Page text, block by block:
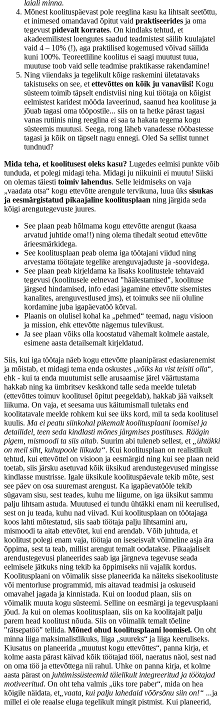
laiali minna.
Mõnest koolituspäevast pole reeglina kasu ka lihtsalt seetõttu,
et inimesed omandavad õpitut vaid praktiseerides ja oma
tegevust pidevalt korrates. On kindlaks tehtud, et
akadeemilistest loengutes saadud teadmistest säilib kuulajatel
vaid 4 – 10% (!), aga praktilised kogemused võivad säilida
kuni 100%. Teoreetliline koolitus ei saagi muutust tuua,
muutuse toob vaid selle teadmise praktikasse rakendamine!
Ning viiendaks ja tegelikult kõige raskemini ületatavaks
takistuseks on see, et ettevõttes on kõik ju vanaviisi! Kogu
süsteem toimib täpselt endistviisi ning kui töötaja on kõigist
eelmistest karidest mööda laveerinud, saanud hea koolituse ja
jõuab tagasi oma tööpostile... siis on ta hetke pärast tagasi
vanas rutiinis ning reeglina ei saa ta hakata tegema kogu
süsteemis muutusi. Seega, rong läheb vanadesse rööbastesse
tagasi ja kõik on täpselt nagu ennegi. Oled Sa sellist tunnet
tundnud?
Mida teha, et koolitusest oleks kasu? Lugedes eelmisi punkte võib
tunduda, et polegi midagi teha. Midagi ju niikuinii ei muutu! Siiski
on olemas täiesti toimiv lahendus. Selle leidmiseks on vaja
„vaadata otsa“ kogu ettevõtte arengule tervikuna, luua üks sisukas
ja eesmärgistatud pikaajaline koolitusplaan ning järgida seda
kõigi arengutegevuste juures.
See plaan peab hõlmama kogu ettevõtte arengut (kaasa
arvatud juhtide oma!!) ning olema tihedalt seotud ettevõtte
ärieesmärkidega.
See koolitusplaan peab olema iga töötajani viidud ning
arvestama töötajate tegelike arenguvajaduste ja -soovidega.
See plaan peab kirjeldama ka lisaks koolitustele tehtavaid
tegevusi (koolitusele eelnevad "häälestamised", koolituse
järgsed hindamised, info edasi jagamine ettevõtte sisemistes
kanalites, arenguvestlused jms), et toimuks see nii oluline
kordamine juba igapäevatöö kõrval.
Plaanis on olulisel kohal ka „pehmed“ teemad, nagu visioon
ja mission, ehk ettevõtte nägemus tulevikust.
Ja see plaan võiks olla koostatud vähemalt kolmele aastale,
esimene aasta detailsemalt kirjeldatud.
Siis, kui iga töötaja näeb kogu ettevõtte plaanipärast edasiarenemist
ja mõistab, et midagi tema enda oskustes „võiks ka vist teisiti olla“,
ehk - kui ta enda muutumist selle arusaamise järel väärtustama
hakkab ning ka ümbritsev keskkond talle seda meelde tuletab
(ettevõttes toimuv koolitusel õpitut peegeldab), hakkab jää vaikselt
liikuma. On vaja, et seesama uus käitumismall tuletaks end
koolitatavale meelde rohkem kui see üks kord, mil ta seda koolitusel
kuulis. Ma ei peatu siinkohal pikemalt koolitusplaani loomisel ja
detailidel, teen seda kindlasti mõnes järgmises postituses. Räägin
pigem, mismoodi ta siis aitab. Suurim abi tuleneb sellest, et
„ühtäkki
on meil siht, kuhupoole liikuda“. Kui koolitusplaan on realistlikult
tehtud, kui ettevõttel on visioon ja eesmärgid ning kui see plaan neid
toetab, siis järsku asetuvad kõik üksikud arendustegevused mingisse
kindlasse mustrisse. Igale üksikule koolituspäevale tekib mõte, sest
see päev on osa suuremast arengust. Ka igapäevatööle tekib
sügavam sisu, sest teades, kuhu me liigume, on iga üksikut sammu
palju lihtsam astuda. Muutused ei tundu ühtäkki enam nii keerulised,
sest on ju teada, kuhu nad viivad. Kui koolitusplaan on töötajaga
koos lahti mõtestatud, siis saab töötaja palju lihtsamini aru,
mismoodi ta aitab ettevõtet, kui end arendab. Võib juhtuda, et
koolitust polegi enam vaja, töötaja on iseseisvalt võimeline asja ära
õppima, sest ta teab, millist arengut temalt oodatakse. Pikaajaliselt
arendustegevusi planeerides saab iga järgneva tegevuse seada
eelmisele jätkuks ning tekib ka õppimiseks nii vajalik kordus.
Koolitusplaani on võimalik sisse planeerida ka näiteks sisekoolituste
või mentorluse programmid, mis aitavad teadmisi ja oskuseid
omavahel jagada ja kinnistada. Kui on loodud plaan, siis on
võimalik muuta kogu süsteemi. Selline on eesmärgi ja tegevusplaani
jõud. Ja kui on olemas koolitusplaan, siis on ka koolitajalt palju
parem head koolitust nõuda. Siis on võimalik temalt tõeline
"rätsepatöö" tellida. Mõned ohud koolitusplaani loomisel. On oht
minna liiga maksimalistlikuks, liiga „suureks“ ja liiga keeruliseks.
Kiusatus on planeerida „muutust kogu ettevõttes“, panna kirja, et
kolme aasta pärast käivad kõik töötajad tööl, naeratus näol, sest nad
on oma töö ja ettevõttega nii rahul. Uhke on panna kirja, et kolme
aasta pärast on juhtimissüsteemid täielikult integreeritud ja töötajad
motiveeritud. On oht teha valmis „üks tore paber“, mida on hea
kõigile näidata, et „vaata, kui palju lahedaid võõrsõnu siin on!“ ...ja
millel ei ole reaalse eluga tegelikult mingit pistmist. Kui planeerid,